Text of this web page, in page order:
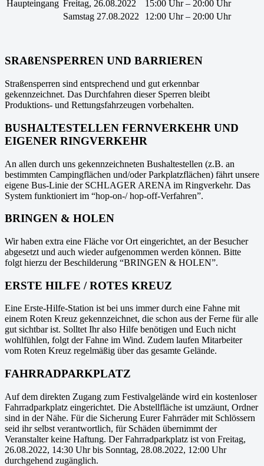
Haupteingang Freitag, 26.08.2022
15:00 Uhr – 20:00 Uhr
Samstag 27.08.2022
12:00 Uhr – 20:00 Uhr
SRAßENSPERREN UND BARRIEREN
Straßensperren sind entsprechend und gut erkennbar
gekennzeichnet. Das Durchfahren dieser Sperren bleibt
Produktions- und Rettungsfahrzeugen vorbehalten.
BUSHALTESTELLEN FERNVERKEHR UND
EIGENER RINGVERKEHR
An allen durch uns gekennzeichneten Bushaltestellen (z.B. an
bestimmten Campingflächen und/oder Parkplatzflächen) fährt unsere
eigene Bus-Linie der SCHLAGER ARENA im Ringverkehr. Das
System funktioniert im “hop-on-/ hop-off-Verfahren”.
BRINGEN & HOLEN
Wir haben extra eine Fläche vor Ort eingerichtet, an der Besucher
abgesetzt und auch wieder aufgenommen werden können. Bitte
folgt hierzu der Beschilderung “BRINGEN & HOLEN”.
ERSTE HILFE / ROTES KREUZ
Eine Erste-Hilfe-Station ist bei uns immer durch eine Fahne mit
einem Roten Kreuz gekennzeichnet, die schon aus der Ferne für alle
gut sichtbar ist. Solltet Ihr also Hilfe benötigen und Euch nicht
wohlfühlen, folgt der Fahne im Wind. Zudem laufen Mitarbeiter
vom Roten Kreuz regelmäßig über das gesamte Gelände.
FAHRRADPARKPLATZ
Auf dem direkten Zugang zum Festivalgelände wird ein kostenloser
Fahrradparkplatz eingerichtet. Die Abstellfläche ist umzäunt, Ordner
sind in der Nähe. Für die Sicherung Eurer Fahrräder mit Schlössern
seid ihr selbst verantwortlich, für Schäden übernimmt der
Veranstalter keine Haftung. Der Fahrradparkplatz ist von Freitag,
26.08.2022, 14:30 Uhr bis Sonntag, 28.08.2022, 12:00 Uhr
durchgehend zugänglich.